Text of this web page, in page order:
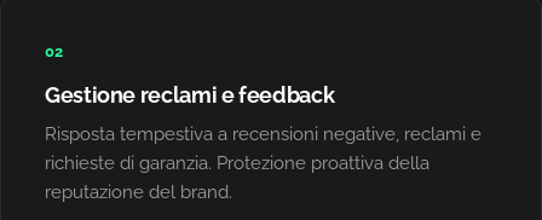
02
Gestione reclami e feedback
Risposta tempestiva a recensioni negative, reclami e
richieste di garanzia. Protezione proattiva della
reputazione del brand.